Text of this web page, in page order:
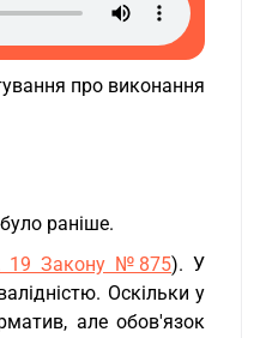
про виконання
раніше.
19 Закону №875). У
Оскільки у
але обов'язок